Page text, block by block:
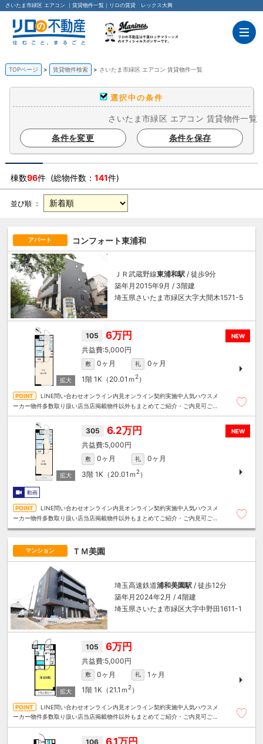
さいたま市緑区 エアコン ｜賃貸物件一覧｜リロの賃貸 レックス大興
TOPページ 賃貸物件検索 さいたま市緑区 エアコン 賃貸物件一覧
選択中の条件
さいたま市緑区 エアコン 賃貸物件一覧
条件を変更
条件を保存
棟数96件 (総物件数： 141件)
並び順 ：
アパート コンフォート東浦和
ＪＲ武蔵野線東浦和駅 / 徒歩9分
築年月2015年9月 / 3階建
埼玉県さいたま市緑区大字大間木1571-5
NEW
105 6万円
5,000円
敷 0ヶ月 礼
0ヶ月
1階 1K（20.01ｍ 2）
LINE問い合わせオンライン内見オンライン契約実施中人気ハウスメ
ーカー物件多数取り扱い店当店掲載物件以外もまとめてご紹介・ご内見可ご予
NEW
305 6.2万円
5,000円
敷 0ヶ月 礼
0ヶ月
3階 1K（20.01ｍ 2）
動画
LINE問い合わせオンライン内見オンライン契約実施中人気ハウスメ
ーカー物件多数取り扱い店当店掲載物件以外もまとめてご紹介・ご内見可ご予
マンション ＴＭ美園
埼玉高速鉄道浦和美園駅 / 徒歩12分
築年月2024年2月 / 4階建
埼玉県さいたま市緑区大字中野田1611-1
105 6万円
5,000円
敷 0ヶ月 礼
1ヶ月
1階 1K（21.1ｍ 2）
LINE問い合わせオンライン内見オンライン契約実施中人気ハウスメ
ーカー物件多数取り扱い店当店掲載物件以外もまとめてご紹介・ご内見可ご予
106 6.1万円